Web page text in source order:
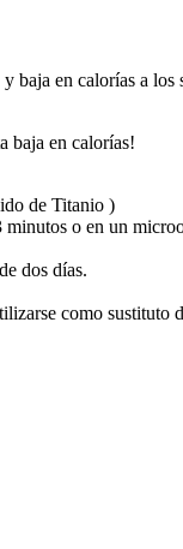
baja en calorías a
baja en calorías!
de Titanio )
o en un
dos días.
como sustituto